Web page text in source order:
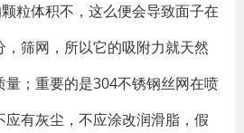
粒体积不，这么便会导致面子在
筛网，所以它的吸附力就天然
；重要的是304不锈钢丝网在喷
有灰尘，不应涂改润滑脂，假